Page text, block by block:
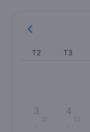
T2 T3
3
21
4